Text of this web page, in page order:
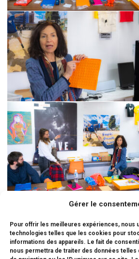
Gérer le
Pour offrir les meilleures expériences, nous
technologies telles que les cookies pour
informations des appareils. Le fait de
nous permettra de traiter des données